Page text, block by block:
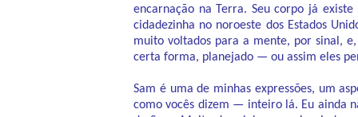
encarnação na Terra. Seu corpo já
cidadezinha no noroeste dos Estados
muito voltados para a mente, por sinal,
certa forma, planejado — ou assim eles
Sam é uma de minhas expressões, um
como vocês dizem — inteiro lá. Eu ainda